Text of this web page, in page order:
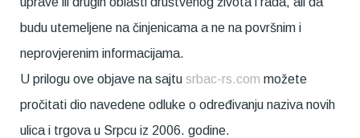
budu utemeljene na činjenicama a ne na površnim i
neprovjerenim informacijama.
U prilogu ove objave na sajtu srbac-rs.com možete
pročitati dio navedene odluke o određivanju naziva novih
ulica i trgova u Srpcu iz 2006. godine.